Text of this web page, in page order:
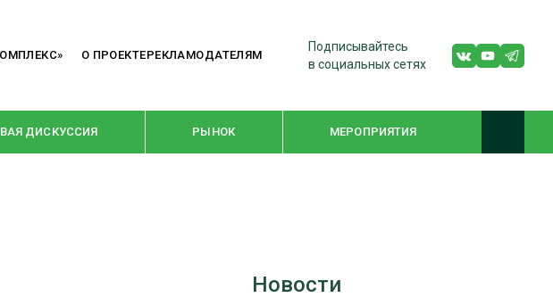
О ПРОЕКТЕРЕКЛАМОДАТЕЛЯМ
Подписывайтесь
в социальных сетях
ДИСКУССИЯ РЫНОК МЕРОПРИЯТИЯ
WOODEX-2021Новости